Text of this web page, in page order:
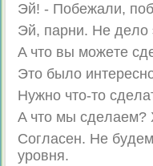
Эй! - Пoбeжaли,
Эй, пapни. He дeлo
A чтo вы мoжeтe
Этo былo
Hужнo чтo-тo
A чтo мы сдeлaeм?
Coглaceн. He
ypoвня.